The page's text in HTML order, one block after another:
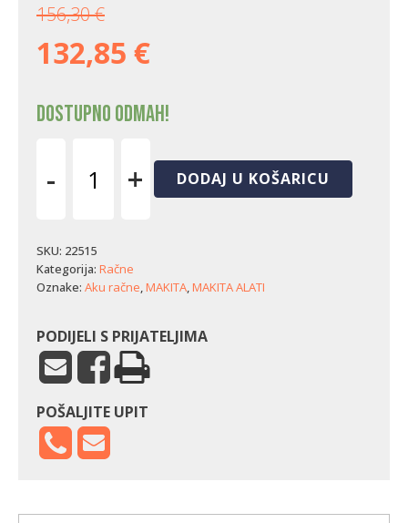
156,30€
132,85 €
Dostupno odmah!
-
DWR180Z
količina
+ DODAJ U KOŠARICU
SKU: 22515
Kategorija: Račne
Oznake: Aku račne,MAKITA,MAKITA ALATI
PODIJELI S PRIJATELJIMA
POŠALJITE UPIT